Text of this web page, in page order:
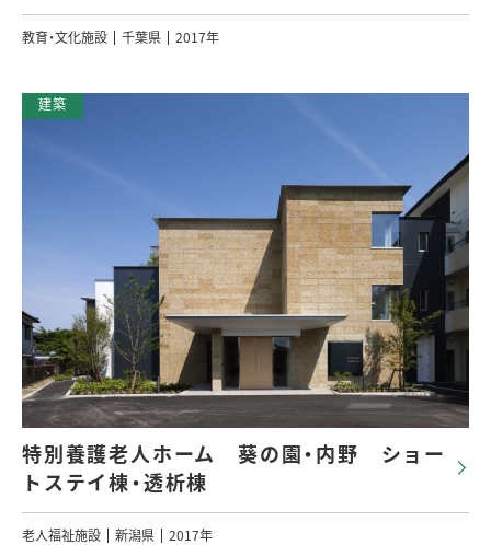
教育・文化施設 千葉県 2017年
特別養護老人ホーム 葵の園・内野 ショー
トステイ棟・透析棟
老人福祉施設 新潟県 2017年